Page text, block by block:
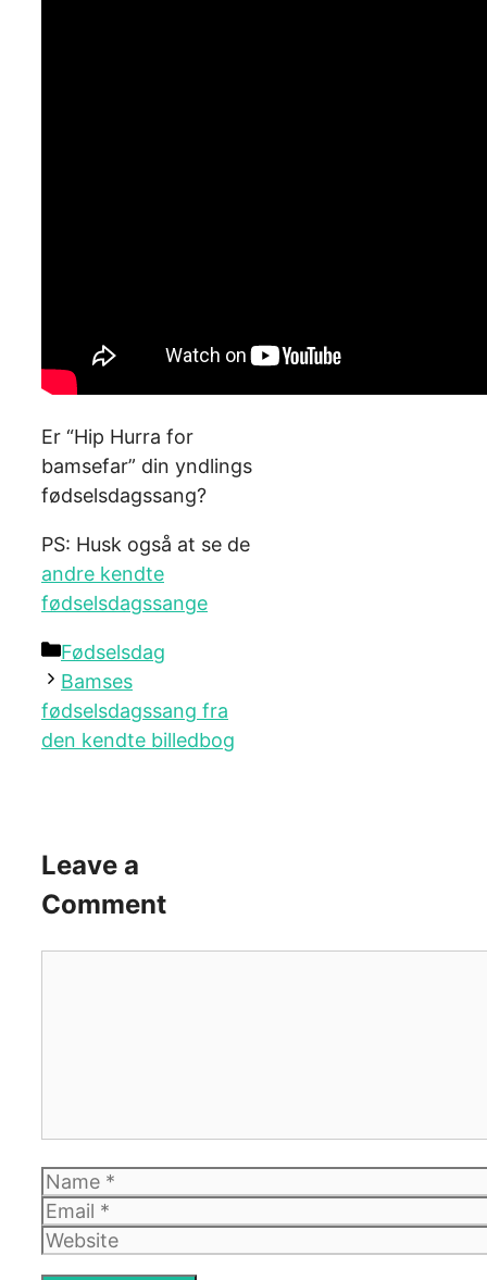
Er “Hip Hurra for
bamsefar” din yndlings
fødselsdagssang?
PS: Husk også at se de
andre kendte
fødselsdagssange
Categories
Fødselsdag
Bamses
fødselsdagssang fra
den kendte billedbog
Leave a
Comment
Name
Email
Website